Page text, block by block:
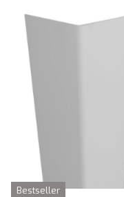
Bestseller